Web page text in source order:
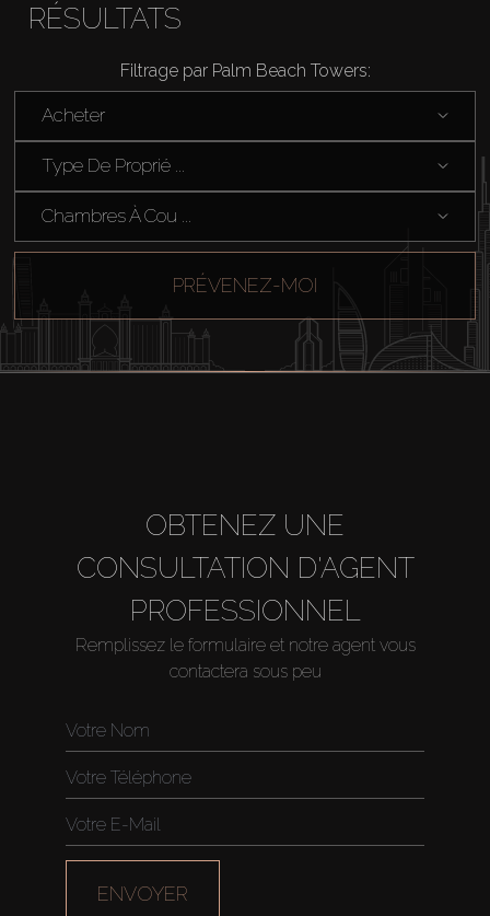
Louer
Vendre
Hors Plan
RÉSULTATS
Filtrage par Palm Beach Towers:
Acheter
Type De Proprié ...
Chambres À Cou ...
PRÉVENEZ-MOI
OBTENEZ UNE
CONSULTATION D'AGENT
PROFESSIONNEL
Remplissez le formulaire et notre agent vous
contactera sous peu
ENVOYER